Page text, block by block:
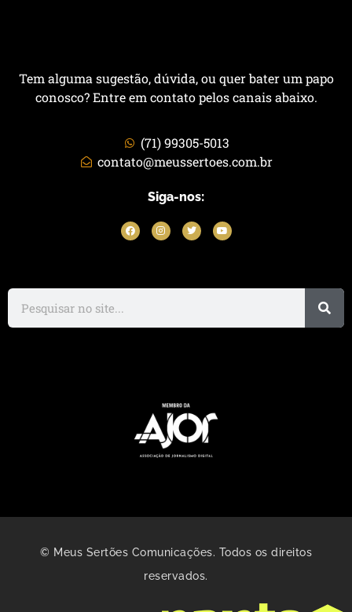
Tem alguma sugestão, dúvida, ou quer bater um papo
conosco? Entre em contato pelos canais abaixo.
(71) 99305-5013
contato@meussertoes.com.br
Siga-nos:
© Meus Sertões Comunicações. Todos os direitos
reservados.